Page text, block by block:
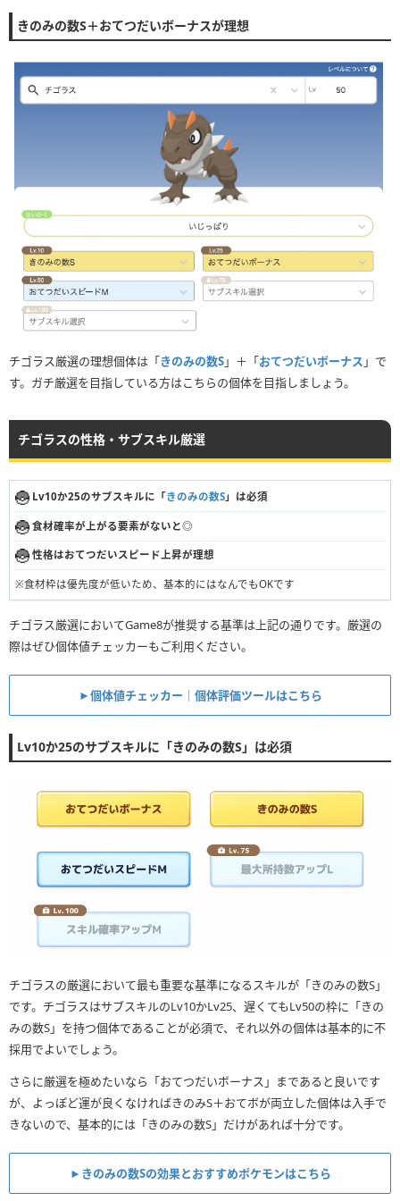
きのみの数S＋おてつだいボーナスが理想
チゴラス厳選の理想個体は「きのみの数S」＋「おてつだいボーナス 」で
す。ガチ厳選を目指している方はこちらの個体を目指しましょう。
チゴラスの性格・サブスキル厳選
Lv10か25のサブスキルに「きのみの数S」は必須
食材確率が上がる要素がないと◎
性格はおてつだいスピード上昇が理想
※食材枠は優先度が低いため、基本的にはなんでもOKです
チゴラス厳選においてGame8が推奨する基準は上記の通りです。厳選の
際はぜひ個体値チェッカーもご利用ください。
►個体値チェッカー｜個体評価ツールはこちら
Lv10か25のサブスキルに「きのみの数S」は必須
チゴラスの厳選において最も重要な基準になるスキルが「きのみの数S」
です。チゴラスはサブスキルのLv10かLv25、遅くてもLv50の枠に「きの
みの数S」を持つ個体であることが必須で、それ以外の個体は基本的に不
採用でよいでしょう。
さらに厳選を極めたいなら「おてつだいボーナス」まであると良いです
が、よっぽど運が良くなければきのみS＋おてボが両立した個体は入手で
きないので、基本的には「きのみの数S」だけがあれば十分です。
►きのみの数Sの効果とおすすめポケモンはこちら